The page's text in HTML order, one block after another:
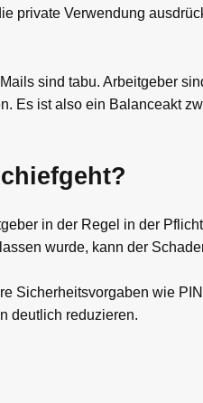
private Verwendung
sind tabu. Arbeitgeber
Es ist also ein Balanceakt
in der Regel in der
wurde, kann der
Sicherheitsvorgaben wie
deutlich reduzieren.